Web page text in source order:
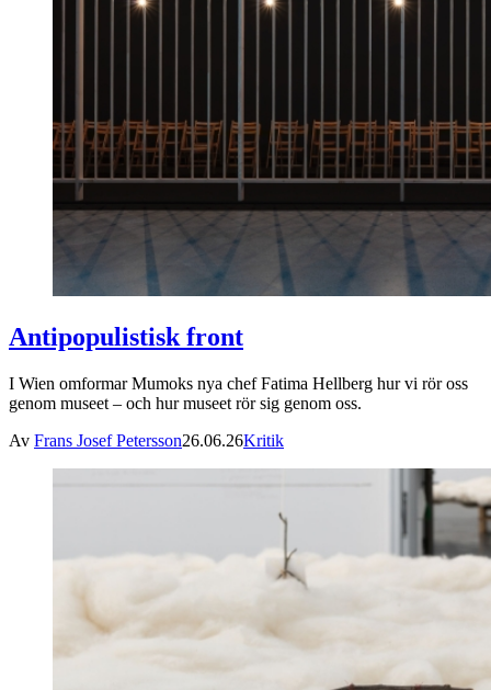
Antipopulistisk front
I Wien omformar Mumoks nya chef Fatima Hellberg hur vi rör oss
genom museet – och hur museet rör sig genom oss.
Av Frans Josef Petersson26.06.26Kritik